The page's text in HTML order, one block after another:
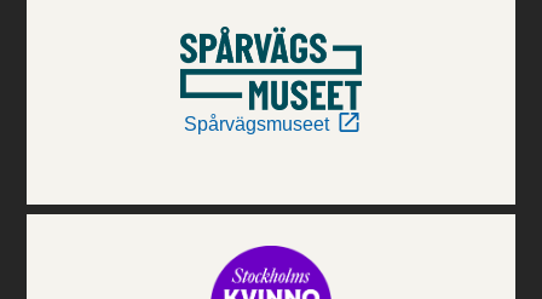
Spårvägsmuseet